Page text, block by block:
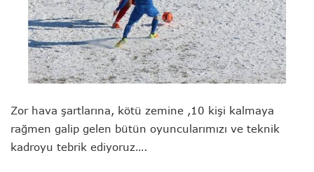
Zor hava şartlarına, kötü zemine ,10 kişi kalmaya
rağmen galip gelen bütün oyuncularımızı ve teknik
kadroyu tebrik ediyoruz….